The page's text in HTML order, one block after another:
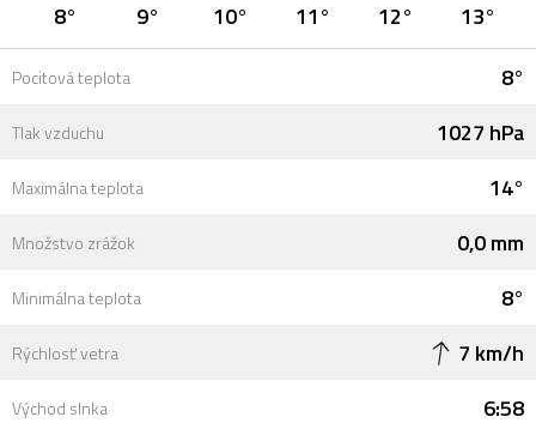
8° 9° 10° 11° 12° 13°
Pocitová teplota 8°
Tlak vzduchu 1027 hPa
Maximálna teplota 14°
Množstvo zrážok 0,0 mm
Minimálna teplota 8°
Rýchlosť vetra 7 km/h
Východ slnka 6:58